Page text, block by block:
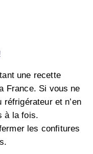
une recette
France. Si vous ne
et n’en
à la fois.
les confitures